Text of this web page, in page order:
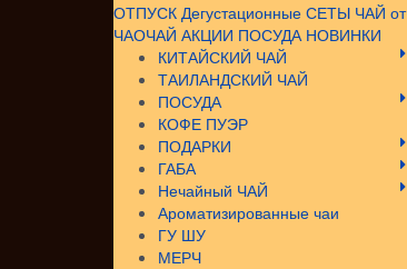
ОТПУСК Дегустационные СЕТЫ ЧАЙ от
ЧАОЧАЙ АКЦИИ ПОСУДА НОВИНКИ
КИТАЙСКИЙ ЧАЙ
ТАИЛАНДСКИЙ ЧАЙ
ПОСУДА
КОФЕ ПУЭР
ПОДАРКИ
ГАБА
Нечайный ЧАЙ
Ароматизированные чаи
ГУ ШУ
МЕРЧ